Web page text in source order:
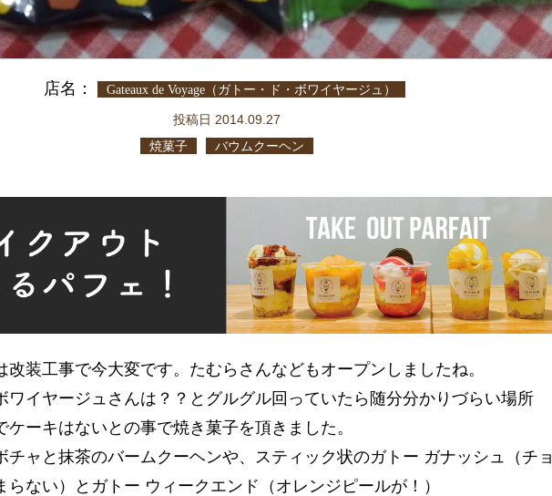
店名： Gateaux de Voyage（ガトー・ド・ボワイヤージュ）
投稿日 2014.09.27
焼菓子 バウムクーヘン
改装工事で今大変です。たむらさんなどもオープンしましたね。
ワイヤージュさんは？？とグルグル回っていたら随分分かりづらい場所
ケーキはないとの事で焼き菓子を頂きました。
チャと抹茶のバームクーヘンや、スティック状のガトー ガナッシュ（チョ
らない）とガトー ウィークエンド（オレンジピールが！）